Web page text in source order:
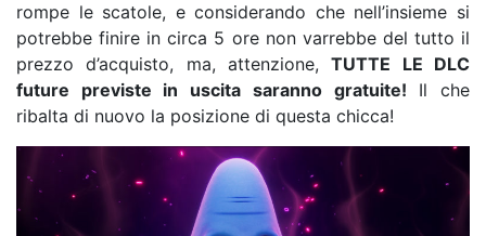
rompe le scatole, e considerando che nell’insieme si
potrebbe finire in circa 5 ore non varrebbe del tutto il
prezzo d’acquisto, ma, attenzione,TUTTE LE DLC
future previste in uscita saranno gratuite! Il che
ribalta di nuovo la posizione di questa chicca!